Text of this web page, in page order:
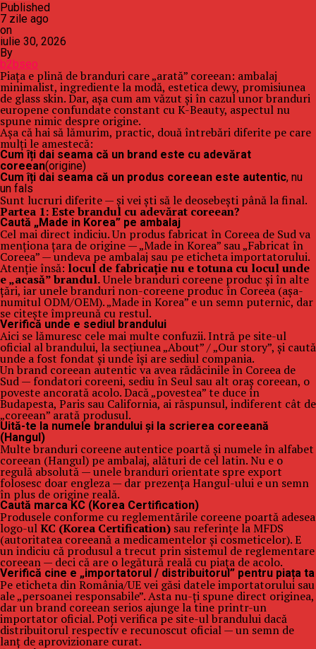
Published
7 zile ago
on
iulie 30, 2026
By
b2bseo
Piața e plină de branduri care „arată” coreean: ambalaj
minimalist, ingrediente la modă, estetica dewy, promisiunea
de glass skin. Dar, așa cum am văzut și în cazul unor branduri
europene confundate constant cu K-Beauty, aspectul nu
spune nimic despre origine.
Așa că hai să lămurim, practic, două întrebări diferite pe care
mulți le amestecă:
Cum îți dai seama că un brand este cu adevărat
coreean(origine)
Cum îți dai seama că un produs coreean este autentic, nu
un fals
Sunt lucruri diferite — și vei ști să le deosebești până la final.
Partea 1: Este brandul cu adevărat coreean?
Caută „Made in Korea” pe ambalaj
Cel mai direct indiciu. Un produs fabricat în Coreea de Sud va
menționa țara de origine — „Made in Korea” sau „Fabricat în
Coreea” — undeva pe ambalaj sau pe eticheta importatorului.
Atenție însă: locul de fabricație nu e totuna cu locul unde
e „acasă” brandul.Unele branduri coreene produc și în alte
țări, iar unele branduri non-coreene produc în Coreea (așa-
numitul ODM/OEM). „Made in Korea” e un semn puternic, dar
se citește împreună cu restul.
Verifică unde e sediul brandului
Aici se lămuresc cele mai multe confuzii. Intră pe site-ul
oficial al brandului, la secțiunea „About” / „Our story”, și caută
unde a fost fondat și unde își are sediul compania.
Un brand coreean autentic va avea rădăcinile în Coreea de
Sud — fondatori coreeni, sediu în Seul sau alt oraș coreean, o
poveste ancorată acolo. Dacă „povestea” te duce în
Budapesta, Paris sau California, ai răspunsul, indiferent cât de
„coreean” arată produsul.
Uită-te la numele brandului și la scrierea coreeană
(Hangul)
Multe branduri coreene autentice poartă și numele în alfabet
coreean (Hangul) pe ambalaj, alături de cel latin. Nu e o
regulă absolută — unele branduri orientate spre export
folosesc doar engleza — dar prezența Hangul-ului e un semn
în plus de origine reală.
Caută marca KC (Korea Certification)
Produsele conforme cu reglementările coreene poartă adesea
logo-ulKC (Korea Certification) sau referințe la MFDS
(autoritatea coreeană a medicamentelor și cosmeticelor). E
un indiciu că produsul a trecut prin sistemul de reglementare
coreean — deci că are o legătură reală cu piața de acolo.
Verifică cine e „importatorul / distribuitorul” pentru piața ta
Pe eticheta din România/UE vei găsi datele importatorului sau
ale „persoanei responsabile”. Asta nu-ți spune direct originea,
dar un brand coreean serios ajunge la tine printr-un
importator oficial. Poți verifica pe site-ul brandului dacă
distribuitorul respectiv e recunoscut oficial — un semn de
lanț de aprovizionare curat.